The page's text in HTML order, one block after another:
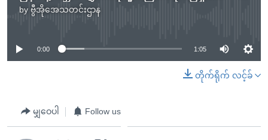
by ဗွီအိုအေသတင်းဌာန
No media source currently available
0:00 1:05
တိုက်ရိုက် လင့်ခ်
မျှဝေပါ Follow us